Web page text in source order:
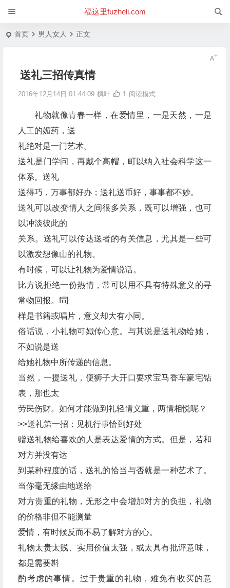
福这里fuzheli.com
首页 男人女人 正文
送礼三招传真情
2016年12月14日 01:44:09 枫叶 1 阅读模式
礼物就像青春一样，在爱情里，一是天然，一是
人工的媚药，送
礼绝对是一门艺术。
送礼是门学问，再戴个高帽，町以纳入社会科学这一
体系。送礼
送得巧，万事都好办；送礼送币好，事事都不妙。
送礼可以改变情人之间很多关系，既可以增强，也可
以冲淡彼此的
关系。送礼可以传达送者的有关信息，尤其是一些可
以激发想像山的礼物。
有时候，可以让礼物为爱情说话。
比方说拒绝一份热情，常可以用不具有特殊意义的寻
常物回报。f司
样是书籍或唱片，意义却大有小同。
俗话说，小礼物可姒传心意。与其说是送礼物给她，
不如说是送
给她礼物中所传递的信息。
当然，一提送礼，便狮子大开口要求宝马香车豪宅钻
表，那也太
劳民伤财。如何才能做到礼轻情义重，两情相悦呢？
>>送礼第一招：见机行事恰到好处
赠送礼物给喜欢的人是表达爱情的方式。但是，若和
对方并没有达
到某种程度的话，送礼的恰当与否就是一种艺术了。
当你毫无缘由地送给
对方贵重的礼物，无形之中会增加对方的负担，礼物
的价格非但不能测量
爱情，有时候反而不易了解对方的心。
礼物太贵太贱、实用价值太强，或太具有批评意味，
都是需要斟
酌考虑的事情。过于贵重的礼物，难免有收买的意